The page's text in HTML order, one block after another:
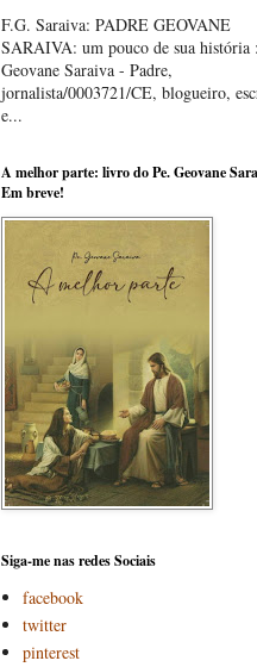
F.G. Saraiva: PADRE GEOVANE
SARAIVA: um pouco de sua história :
Geovane Saraiva - Padre,
jornalista/0003721/CE, blogueiro,
e...
A melhor parte: livro do Pe. Geovane
Em breve!
Siga-me nas redes Sociais
facebook
twitter
pinterest